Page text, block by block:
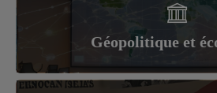
Géopolitique et